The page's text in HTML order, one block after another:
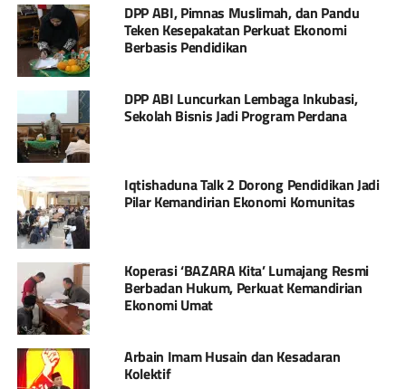
DPP ABI, Pimnas Muslimah, dan Pandu
Teken Kesepakatan Perkuat Ekonomi
Berbasis Pendidikan
DPP ABI Luncurkan Lembaga Inkubasi,
Sekolah Bisnis Jadi Program Perdana
Iqtishaduna Talk 2 Dorong Pendidikan Jadi
Pilar Kemandirian Ekonomi Komunitas
Koperasi ‘BAZARA Kita’ Lumajang Resmi
Berbadan Hukum, Perkuat Kemandirian
Ekonomi Umat
Arbain Imam Husain dan Kesadaran
Kolektif